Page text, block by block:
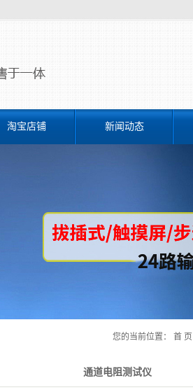
淘宝店铺 新闻动态
您的当前位置： 首 页
通道电阻测试仪